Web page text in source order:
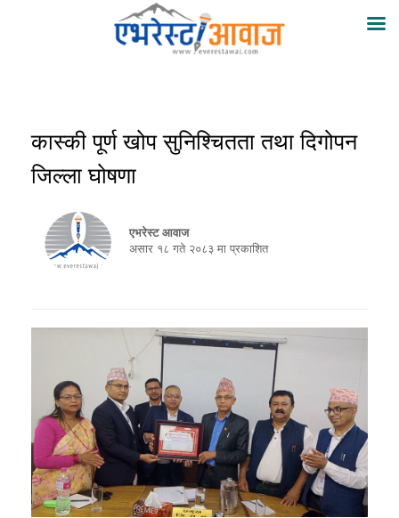
कास्की पूर्ण खोप सुनिश्चितता तथा दिगोपन
जिल्ला घोषणा
एभरेस्ट आवाज
असार १८ गते २०८३ मा प्रकाशित